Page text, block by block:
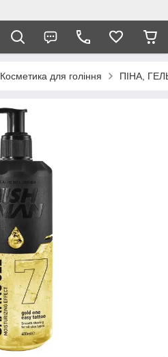
Косметика для гоління ПІНА,